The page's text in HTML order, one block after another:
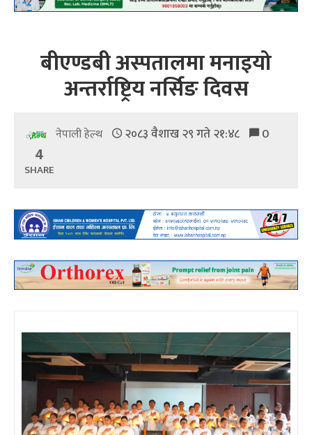
बीएण्डबी अस्पतालमा मनाइयो
अन्तर्राष्ट्रिय नर्सिङ दिवस
नेपाली हेल्थ २०८३ वैशाख २९ गते २१:४८ 0
4
SHARE